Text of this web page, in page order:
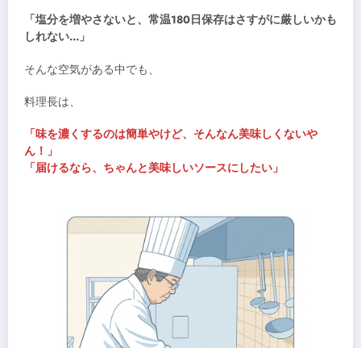
「塩分を増やさないと、常温180日保存はさすがに厳しいかも
しれない…」
そんな空気がある中でも、
料理長は、
「味を濃くするのは簡単やけど、そんなん美味しくないや
ん！」
「届けるなら、ちゃんと美味しいソースにしたい」